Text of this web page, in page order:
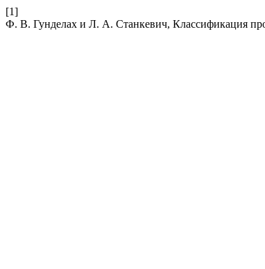
[1]
Ф. В. Гунделах и Л. А. Станкевич, Классификация